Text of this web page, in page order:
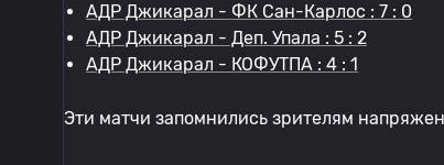
АДР Джикарал - ФК Сан-Карлос : 7 : 0
АДР Джикарал - Деп. Упала : 5 : 2
АДР Джикарал - КОФУТПА : 4 : 1
Эти матчи запомнились зрителям